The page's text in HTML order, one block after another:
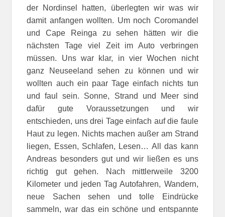
der Nordinsel hatten, überlegten wir was wir
damit anfangen wollten. Um noch Coromandel
und Cape Reinga zu sehen hätten wir die
nächsten Tage viel Zeit im Auto verbringen
müssen. Uns war klar, in vier Wochen nicht
ganz Neuseeland sehen zu können und wir
wollten auch ein paar Tage einfach nichts tun
und faul sein. Sonne, Strand und Meer sind
dafür gute Voraussetzungen und wir
entschieden, uns drei Tage einfach auf die faule
Haut zu legen. Nichts machen außer am Strand
liegen, Essen, Schlafen, Lesen… All das kann
Andreas besonders gut und wir ließen es uns
richtig gut gehen. Nach mittlerweile 3200
Kilometer und jeden Tag Autofahren, Wandern,
neue Sachen sehen und tolle Eindrücke
sammeln, war das ein schöne und entspannte